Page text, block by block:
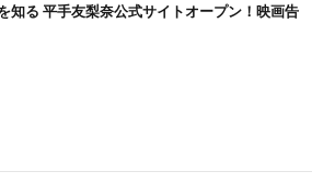
知る 平手友梨奈公式サイトオープン！映画告